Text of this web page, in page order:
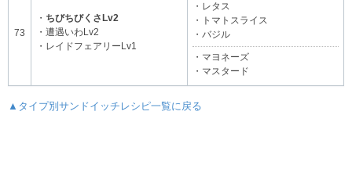
73
・ ちびちびくさLv2
・遭遇いわLv2
・レイドフェアリーLv1
・レタス
・トマトスライス
・バジル
・マヨネーズ
・マスタード
▲タイプ別サンドイッチレシピ一覧に戻る